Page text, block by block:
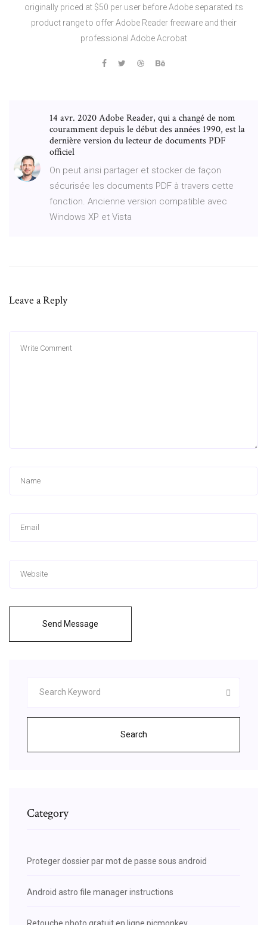
originally priced at $50 per user before Adobe separated its
product range to offer Adobe Reader freeware and their
professional Adobe Acrobat
14 avr. 2020 Adobe Reader, qui a changé de nom
couramment depuis le début des années 1990, est la
dernière version du lecteur de documents PDF
officiel
On peut ainsi partager et stocker de façon
sécurisée les documents PDF à travers cette
fonction. Ancienne version compatible avec
Windows XP et Vista
Leave a Reply
Send Message
Search
Category
Proteger dossier par mot de passe sous android
Android astro file manager instructions
Retouche photo gratuit en ligne picmonkey